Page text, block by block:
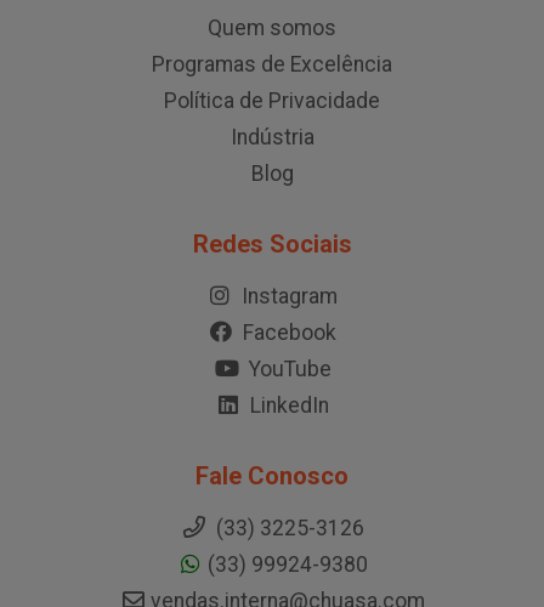
Quem somos
Programas de Excelência
Política de Privacidade
Indústria
Blog
Redes Sociais
Instagram
Facebook
YouTube
LinkedIn
Fale Conosco
(33) 3225-3126
(33) 99924-9380
vendas.interna@chuasa.com